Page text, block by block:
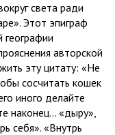
света ради
Этот эпиграф
авторской
эту цитату: «Не
сосчитать кошек
иного делайте
наконец... «дыру»,
себя». «Внутрь